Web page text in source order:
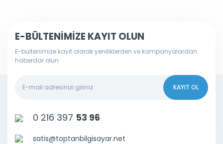
E-BÜLTENİMİZE KAYIT OLUN
E-bültenimize kayıt olarak yeniliklerden ve kampanyalardan
haberdar olun
KAYIT OL
0 216 397 53 96
satis@toptanbilgisayar.net